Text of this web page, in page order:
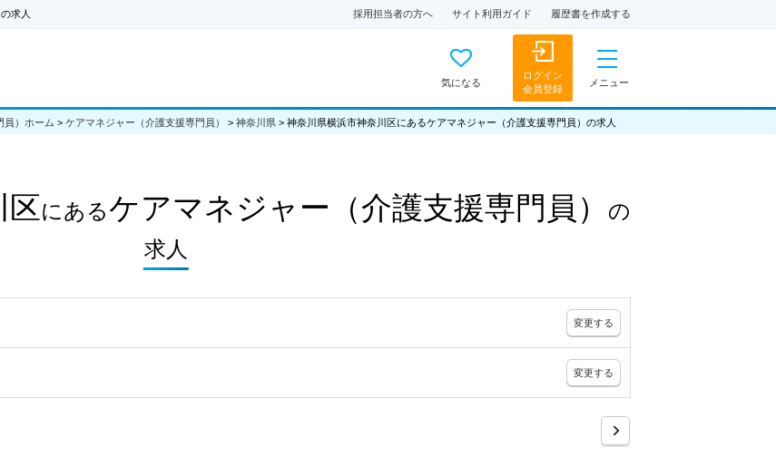
求人 採用担当者の方へ サイト利用ガイド 履歴書を作成する
気になる
ログイン
会員登録
メニュー
員）ホーム > ケアマネジャー（介護支援専門員） > 神奈川県 > 神奈川県横浜市神奈川区にあるケアマネジャー（介護支援専門員）の求人
区にあるケアマネジャー（介護支援専門員）
の
求人
変更する
変更する